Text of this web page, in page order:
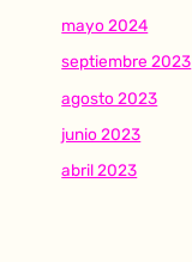
mayo 2024
septiembre 2023
agosto 2023
junio 2023
abril 2023